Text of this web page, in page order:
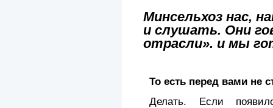
Минсельхоз нас,
и слушать. Они
отрасли». и мы
То есть перед вами не
Делать. Если